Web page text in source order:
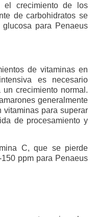
crecimiento de los
de carbohidratos se
para Penaeus
de vitaminas en
es necesario
crecimiento normal.
generalmente
para superar
de procesamiento y
C, que se pierde
ppm para Penaeus